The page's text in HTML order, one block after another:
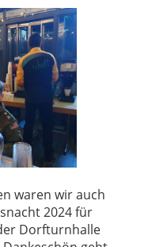
waren wir auch
2024 für
Dorfturnhalle